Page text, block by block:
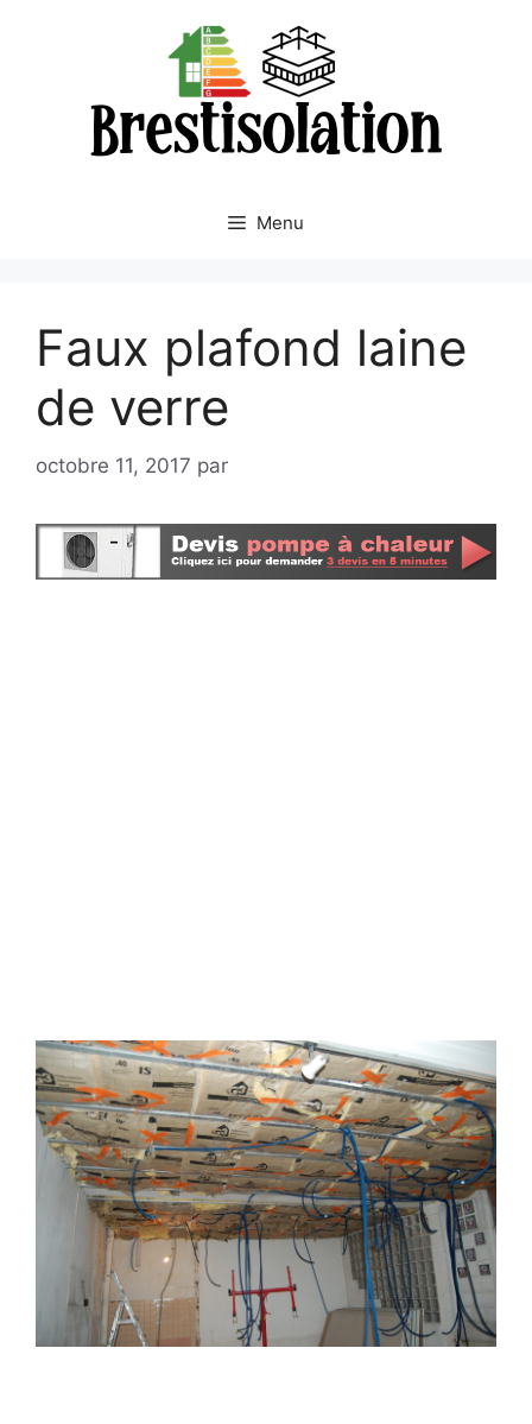
Menu
Faux plafond laine
de verre
octobre 11, 2017 par